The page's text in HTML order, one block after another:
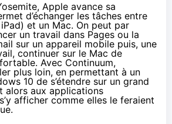
, Apple avance sa
d’échanger les tâches entre
et un Mac. On peut par
un travail dans Pages ou la
sur un appareil mobile puis, une
continuer sur le Mac de
Avec Continuum,
plus loin, en permettant à un
10 de s’étendre sur un grand
alors aux applications
afficher comme elles le feraient